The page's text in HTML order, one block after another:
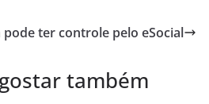
pode ter controle pelo eSocial
também